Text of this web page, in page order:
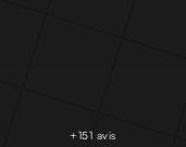
+151 avis